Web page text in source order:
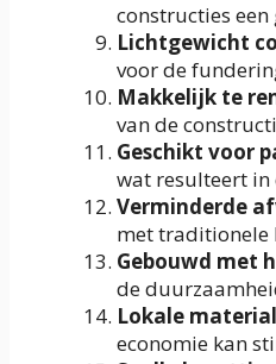
constructies
Lichtgewicht
voor de
Makkelijk te
van de
Geschikt voor
wat resulteert in
Verminderde
met traditionele
Gebouwd met
de
Lokale
economie kan